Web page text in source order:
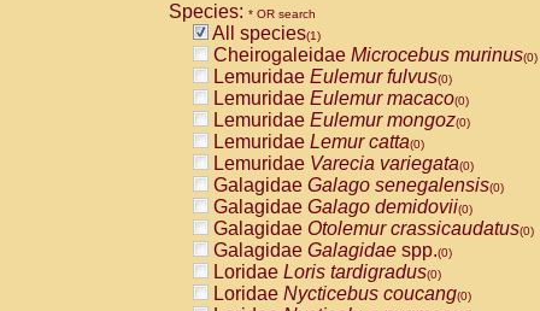
Species: * OR search
All species(1)
Cheirogaleidae Microcebus murinus(0)
Lemuridae Eulemur fulvus(0)
Lemuridae Eulemur macaco(0)
Lemuridae Eulemur mongoz(0)
Lemuridae Lemur catta(0)
Lemuridae Varecia variegata(0)
Galagidae Galago senegalensis(0)
Galagidae Galago demidovii(0)
Galagidae Otolemur crassicaudatus(0)
Galagidae Galagidae spp.(0)
Loridae Loris tardigradus(0)
Loridae Nycticebus coucang(0)